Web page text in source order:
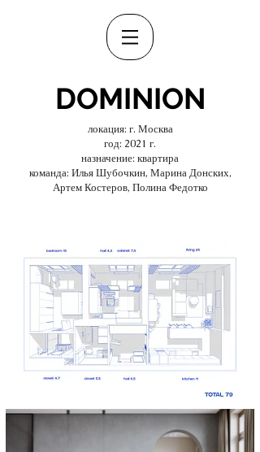
DOMINION
локация: г. Москва
год: 2021 г.
назначение: квартира
команда: Илья Шубочкин, Марина Донских,
Артем Костеров, Полина Федотко